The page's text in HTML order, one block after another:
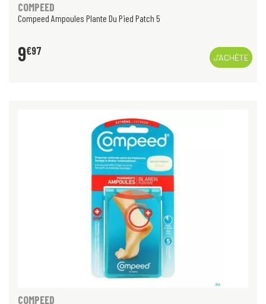
COMPEED
Compeed Ampoules Plante Du Pied Patch 5
9€97
J’ACHÈTE
COMPEED